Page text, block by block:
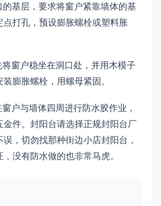
基层，要求将窗户紧靠墙体的基
点打孔，预设膨胀螺栓或塑料胀
窗户稳坐在洞口处，并用木模子
膨胀螺栓，用螺母紧固。
户与墙体四周进行防水胶作业，
件。封阳台请选择正规封阳台厂
，切勿找那种街边小店封阳台，
没有防水做的也非常马虎。